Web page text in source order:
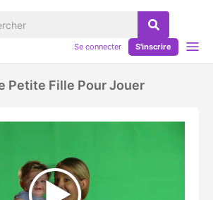
Se connecter S'inscrire
Petite Fille Pour Jouer